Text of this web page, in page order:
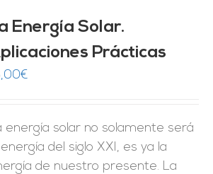
Energía Solar.
Prácticas
€
energía solar no solamente será
del siglo XXI, es ya la
de nuestro presente. La